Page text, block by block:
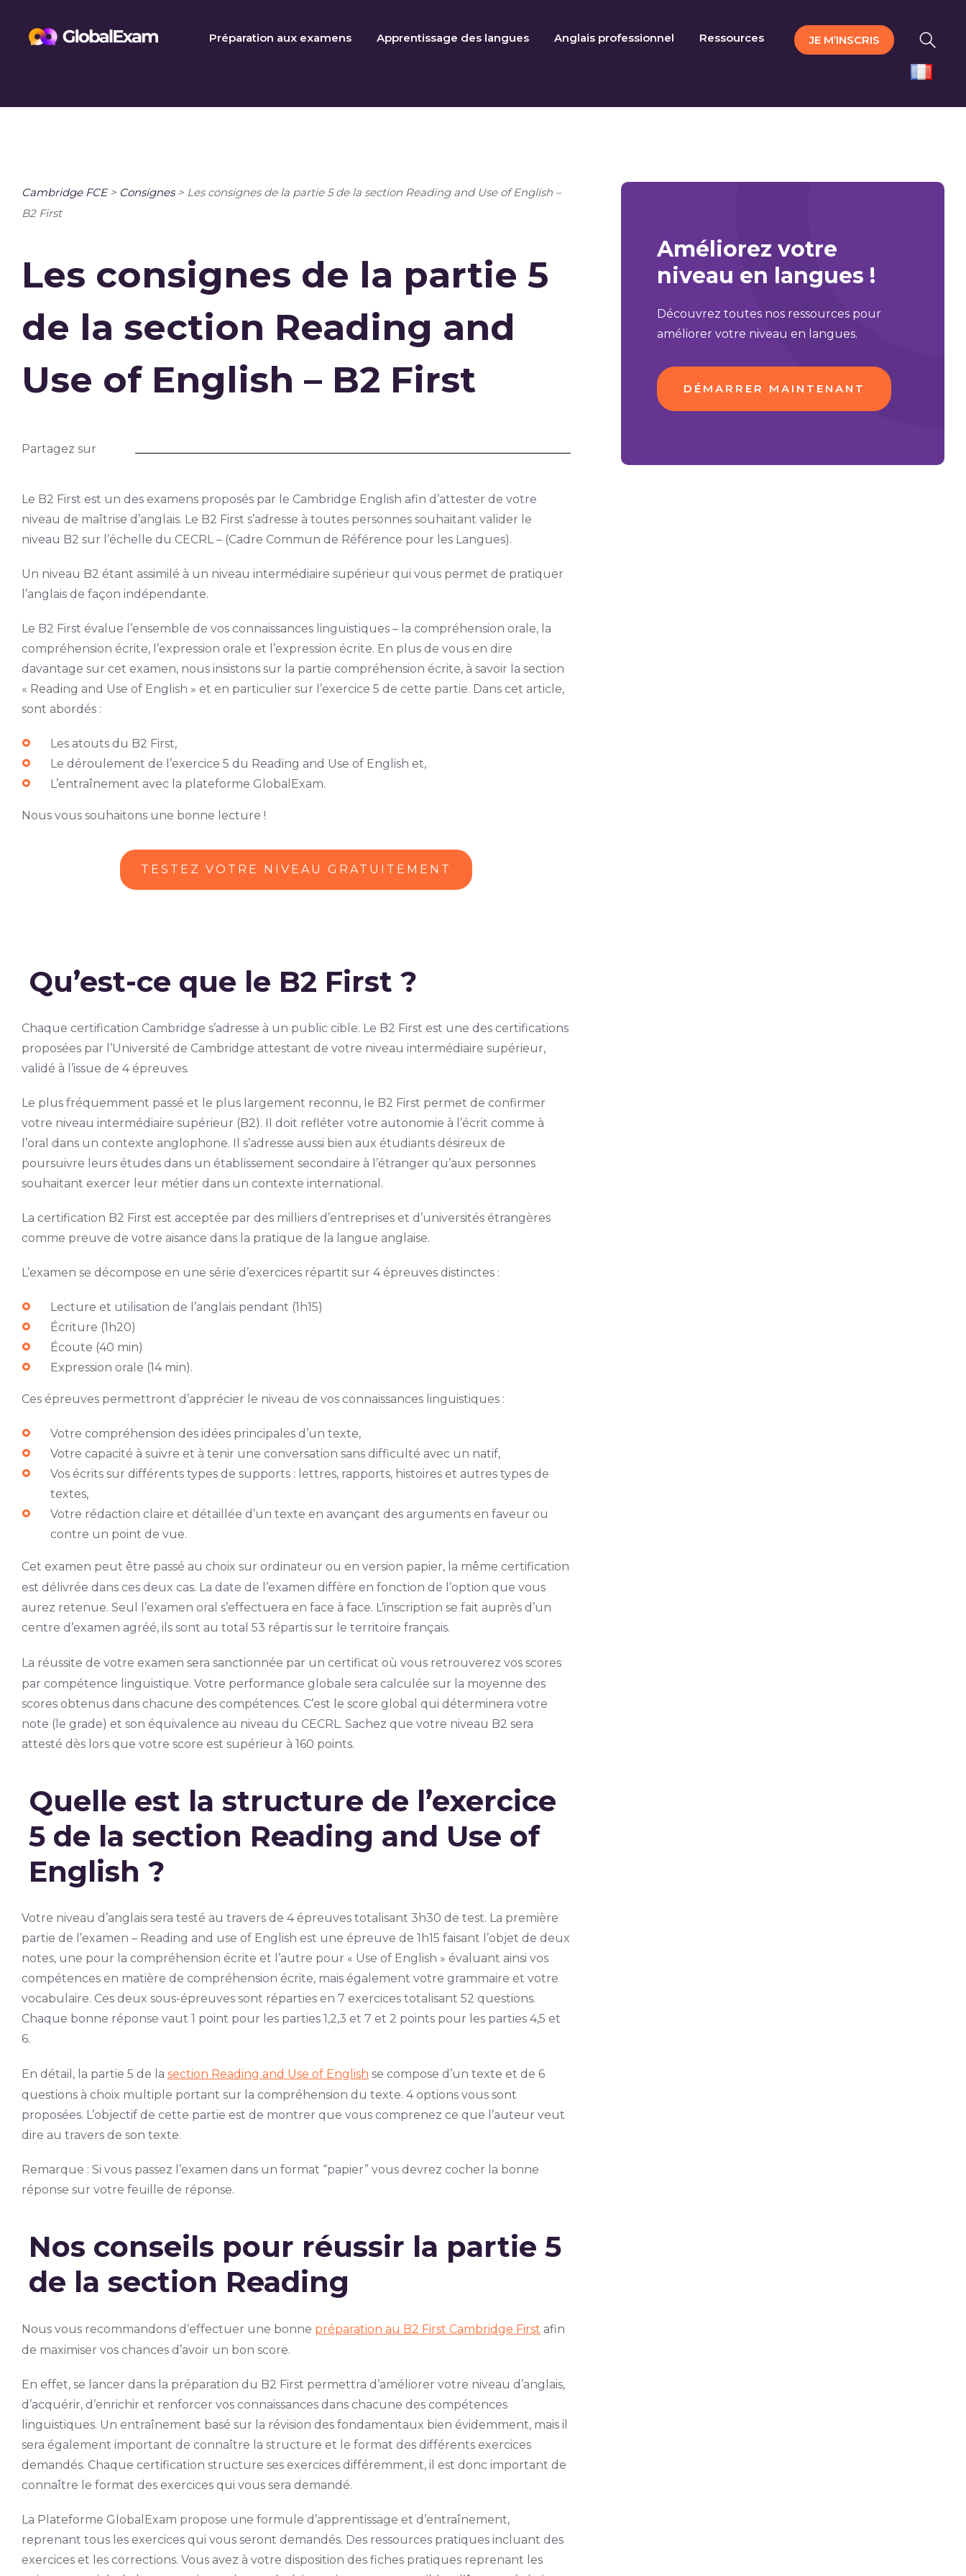
Préparation aux examens Apprentissage des langues Anglais professionnel Ressources JE M’INSCRIS
Cambridge FCE> Consignes> Les consignes de la partie 5 de la section Reading and Use of English –
B2 First
Les consignes de la partie 5
de la section Reading and
Use of English – B2 First
Partagez sur
Le B2 First est un des examens proposés par le Cambridge English afin d’attester de votre
niveau de maîtrise d’anglais. Le B2 First s’adresse à toutes personnes souhaitant valider le
niveau B2 sur l’échelle du CECRL – (Cadre Commun de Référence pour les Langues).
Un niveau B2 étant assimilé à un niveau intermédiaire supérieur qui vous permet de pratiquer
l’anglais de façon indépendante.
Le B2 First évalue l’ensemble de vos connaissances linguistiques – la compréhension orale, la
compréhension écrite, l’expression orale et l’expression écrite. En plus de vous en dire
davantage sur cet examen, nous insistons sur la partie compréhension écrite, à savoir la section
« Reading and Use of English » et en particulier sur l’exercice 5 de cette partie. Dans cet article,
sont abordés :
Les atouts du B2 First,
Le déroulement de l’exercice 5 du Reading and Use of English et,
L’entraînement avec la plateforme GlobalExam.
Nous vous souhaitons une bonne lecture !
TESTEZ VOTRE NIVEAU GRATUITEMENT
Qu’est-ce que le B2 First ?
Chaque certification Cambridge s’adresse à un public cible. Le B2 First est une des certifications
proposées par l’Université de Cambridge attestant de votre niveau intermédiaire supérieur,
validé à l’issue de 4 épreuves.
Le plus fréquemment passé et le plus largement reconnu, le B2 First permet de confirmer
votre niveau intermédiaire supérieur (B2). Il doit refléter votre autonomie à l’écrit comme à
l’oral dans un contexte anglophone. Il s’adresse aussi bien aux étudiants désireux de
poursuivre leurs études dans un établissement secondaire à l’étranger qu’aux personnes
souhaitant exercer leur métier dans un contexte international.
La certification B2 First est acceptée par des milliers d’entreprises et d’universités étrangères
comme preuve de votre aisance dans la pratique de la langue anglaise.
L’examen se décompose en une série d’exercices répartit sur 4 épreuves distinctes :
Lecture et utilisation de l’anglais pendant (1h15)
Écriture (1h20)
Écoute (40 min)
Expression orale (14 min).
Ces épreuves permettront d’apprécier le niveau de vos connaissances linguistiques :
Votre compréhension des idées principales d’un texte,
Votre capacité à suivre et à tenir une conversation sans difficulté avec un natif,
Vos écrits sur différents types de supports : lettres, rapports, histoires et autres types de
textes,
Votre rédaction claire et détaillée d’un texte en avançant des arguments en faveur ou
contre un point de vue.
Cet examen peut être passé au choix sur ordinateur ou en version papier, la même certification
est délivrée dans ces deux cas. La date de l’examen diffère en fonction de l’option que vous
aurez retenue. Seul l’examen oral s’effectuera en face à face. L’inscription se fait auprès d’un
centre d’examen agréé, ils sont au total 53 répartis sur le territoire français.
La réussite de votre examen sera sanctionnée par un certificat où vous retrouverez vos scores
par compétence linguistique. Votre performance globale sera calculée sur la moyenne des
scores obtenus dans chacune des compétences. C’est le score global qui déterminera votre
note (le grade) et son équivalence au niveau du CECRL. Sachez que votre niveau B2 sera
attesté dès lors que votre score est supérieur à 160 points.
Quelle est la structure de l’exercice
5 de la section Reading and Use of
English ?
Votre niveau d’anglais sera testé au travers de 4 épreuves totalisant 3h30 de test. La première
partie de l’examen – Reading and use of English est une épreuve de 1h15 faisant l’objet de deux
notes, une pour la compréhension écrite et l’autre pour « Use of English » évaluant ainsi vos
compétences en matière de compréhension écrite, mais également votre grammaire et votre
vocabulaire. Ces deux sous-épreuves sont réparties en 7 exercices totalisant 52 questions.
Chaque bonne réponse vaut 1 point pour les parties 1,2,3 et 7 et 2 points pour les parties 4,5 et
6.
En détail, la partie 5 de la section Reading and Use of English se compose d’un texte et de 6
questions à choix multiple portant sur la compréhension du texte. 4 options vous sont
proposées. L’objectif de cette partie est de montrer que vous comprenez ce que l’auteur veut
dire au travers de son texte.
Remarque : Si vous passez l’examen dans un format “papier” vous devrez cocher la bonne
réponse sur votre feuille de réponse.
Nos conseils pour réussir la partie 5
de la section Reading
Nous vous recommandons d’effectuer une bonne préparation au B2 First Cambridge First afin
de maximiser vos chances d’avoir un bon score.
En effet, se lancer dans la préparation du B2 First permettra d’améliorer votre niveau d’anglais,
d’acquérir, d’enrichir et renforcer vos connaissances dans chacune des compétences
linguistiques. Un entraînement basé sur la révision des fondamentaux bien évidemment, mais il
sera également important de connaître la structure et le format des différents exercices
demandés. Chaque certification structure ses exercices différemment, il est donc important de
connaître le format des exercices qui vous sera demandé.
La Plateforme GlobalExam propose une formule d’apprentissage et d’entraînement,
reprenant tous les exercices qui vous seront demandés. Des ressources pratiques incluant des
exercices et les corrections. Vous avez à votre disposition des fiches pratiques reprenant les
Améliorez votre
niveau en langues !
Découvrez toutes nos ressources pour
améliorer votre niveau en langues.
DÉMARRER MAINTENANT